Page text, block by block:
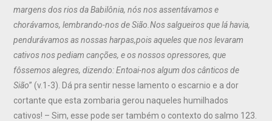
margens dos rios da Babilônia, nós nos assentávamos e
chorávamos, lembrando-nos de Sião.Nos salgueiros que lá havia,
pendurávamos as nossas harpas,pois aqueles que nos levaram
cativos nos pediam canções, e os nossos opressores, que
fôssemos alegres, dizendo: Entoai-nos algum dos cânticos de
Sião” (v.1-3). Dá pra sentir nesse lamento o escarnio e a dor
cortante que esta zombaria gerou naqueles humilhados
cativos! – Sim, esse pode ser também o contexto do salmo 123.